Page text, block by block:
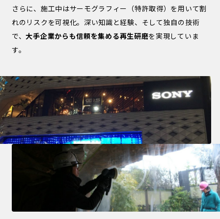
さらに、施工中はサーモグラフィー（特許取得）を用いて割
れのリスクを可視化。深い知識と経験、そして独自の技術
で、大手企業からも信頼を集める再生研磨を実現していま
す。